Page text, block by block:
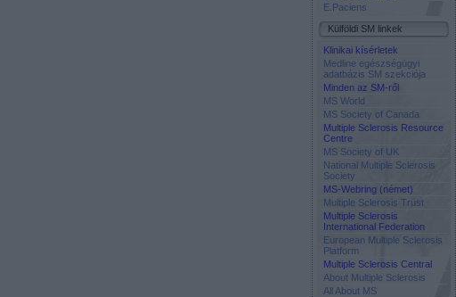
E.Paciens
Külföldi SM linkek
Klinikai kísérletek
Medline egészségügyi
adatbázis SM szekciója
Minden az SM-ről
MS World
MS Society of Canada
Multiple Sclerosis Resource
Centre
MS Society of UK
National Multiple Sclerosis
Society
MS-Webring (német)
Multiple Sclerosis Trust
Multiple Sclerosis
International Federation
European Multiple Sclerosis
Platform
Multiple Sclerosis Central
About Multiple Sclerosis
All About MS